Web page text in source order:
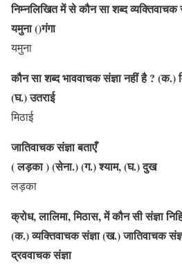
निम्नलिखित में से कौन सा शब्द व्यक्तिवाचक
यमुना ()गंगा
यमुना
कौन सा शब्द भाववाचक संज्ञा नहीं है ? (क.)
(घ.) उतराई
मिठाई
जातिवाचक संज्ञा बताएँ
( लड़का ) (सेना.) (ग.) श्याम, (घ.) दुख
लड़का
क्रोध, लालिमा, मिठास, में कौन सी संज्ञा
(क.) व्यक्तिवाचक संज्ञा (ख.) जातिवाचक
द्रववाचक संज्ञा